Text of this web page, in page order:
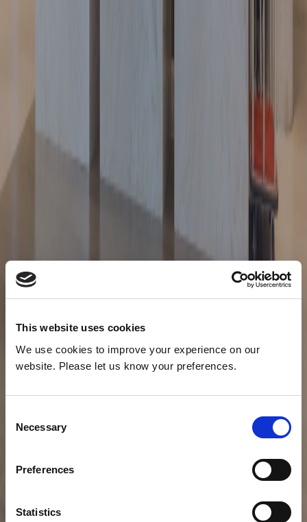
This website uses cookies
We use cookies to improve your experience on our
website. Please let us know your preferences.
Selection
Necessary
Preferences
Statistics